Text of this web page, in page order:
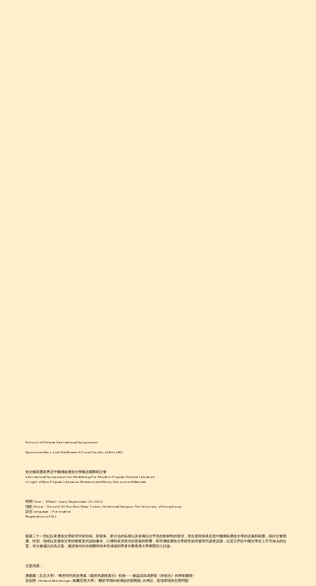
School of Chinese International Symposium
Sponsored by Louis Cha Research Fund, Faculty of Arts, HKU
俗文藝與重新界定中國傳統通俗文學概念國際研討會
International Symposium for Redefining Pre-Modern Popular Chinese Literature
in Light of New Popular Literature Research and Newly Discovered Materials
時間 Time：9:15am - 6pm, September 20, 2024
地點 Venue：Room730, Run Run Shaw Tower, Centennial Campus, The University of Hong Kong
語言 Language：Putonghua
Registration is FULL
隨著二十一世紀以來通俗文學研究中新領域、新視角、新方法的拓展以及各種以往罕見的新材料的發現，現在是時候來反思中國傳統通俗文學的定義和範圍，探討社會階
層、性別、地域以及通俗文學的物質形式諸如書本、口傳和表演形式的意義和影響，研究傳統通俗文學經常如何被現代讀者誤讀，以及它們在中國文學史上不可抹去的位
置。本次會議以此為主題，邀請海内外在相關領域卓有成就的學者共聚香港大學展開深入討論。
主題演講：
潘建國（北京大學）“稀見明代民歌專集《樂府吳調掛真兒》初探——兼論其與馮夢龍《掛枝兒》的學術關係”
安如巒（Roland Altenburger, 維爾茨堡大學）“關於早期白蛇傳說的新觀點: 水神話、當地環境與生態問題”